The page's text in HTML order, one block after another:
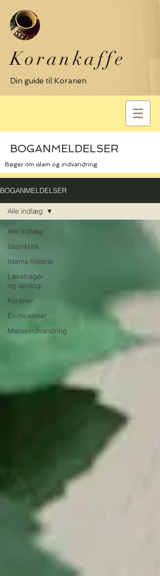
Korankaffe
Din guide til Koranen
BOGANMELDELSER
Bøger om islam og indvandring
BOGANMELDELSER
Alle indlæg
Islamkritik
Islams historie
Lærebøger
og apologi
Koranen
Ex-muslimer
Masseindvandring
Alle indlæg